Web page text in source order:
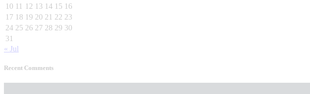
10 11 12 13 14 15 16
17 18 19 20 21 22 23
24 25 26 27 28 29 30
31
« Jul
Recent Comments